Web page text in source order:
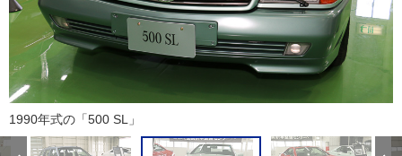
1990年式の「500 SL」